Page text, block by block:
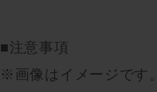
■注意事項
※画像はイメージです。